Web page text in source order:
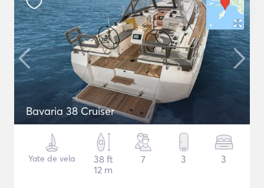
Bavaria 38 Cruiser
Yate de vela
38 ft
12 m
7 3 3